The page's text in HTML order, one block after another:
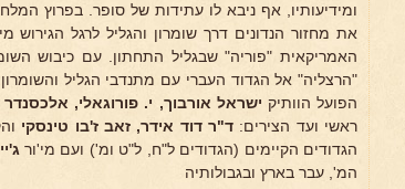
את מחזור הנדונים דרך שומרון והגליל לרגל הגירוש
האמריקאית "פוריה" שבגליל התחתון. עם כיבוש
"הרצליה" אל הגדוד העברי עם מתנדבי הגליל
הפועל הוותיק ישראל אורבוך, י. פורוגאלי, אלכסנדר
ראשי ועד הצירים: ד"ר דוד אידר, זאב ז'בו טינסקי
הגדודים הקיימים (הגדודים ל"ח, ל"ט ומ') ועם מי'ור
המ', עבר בארץ ובגבולותיה